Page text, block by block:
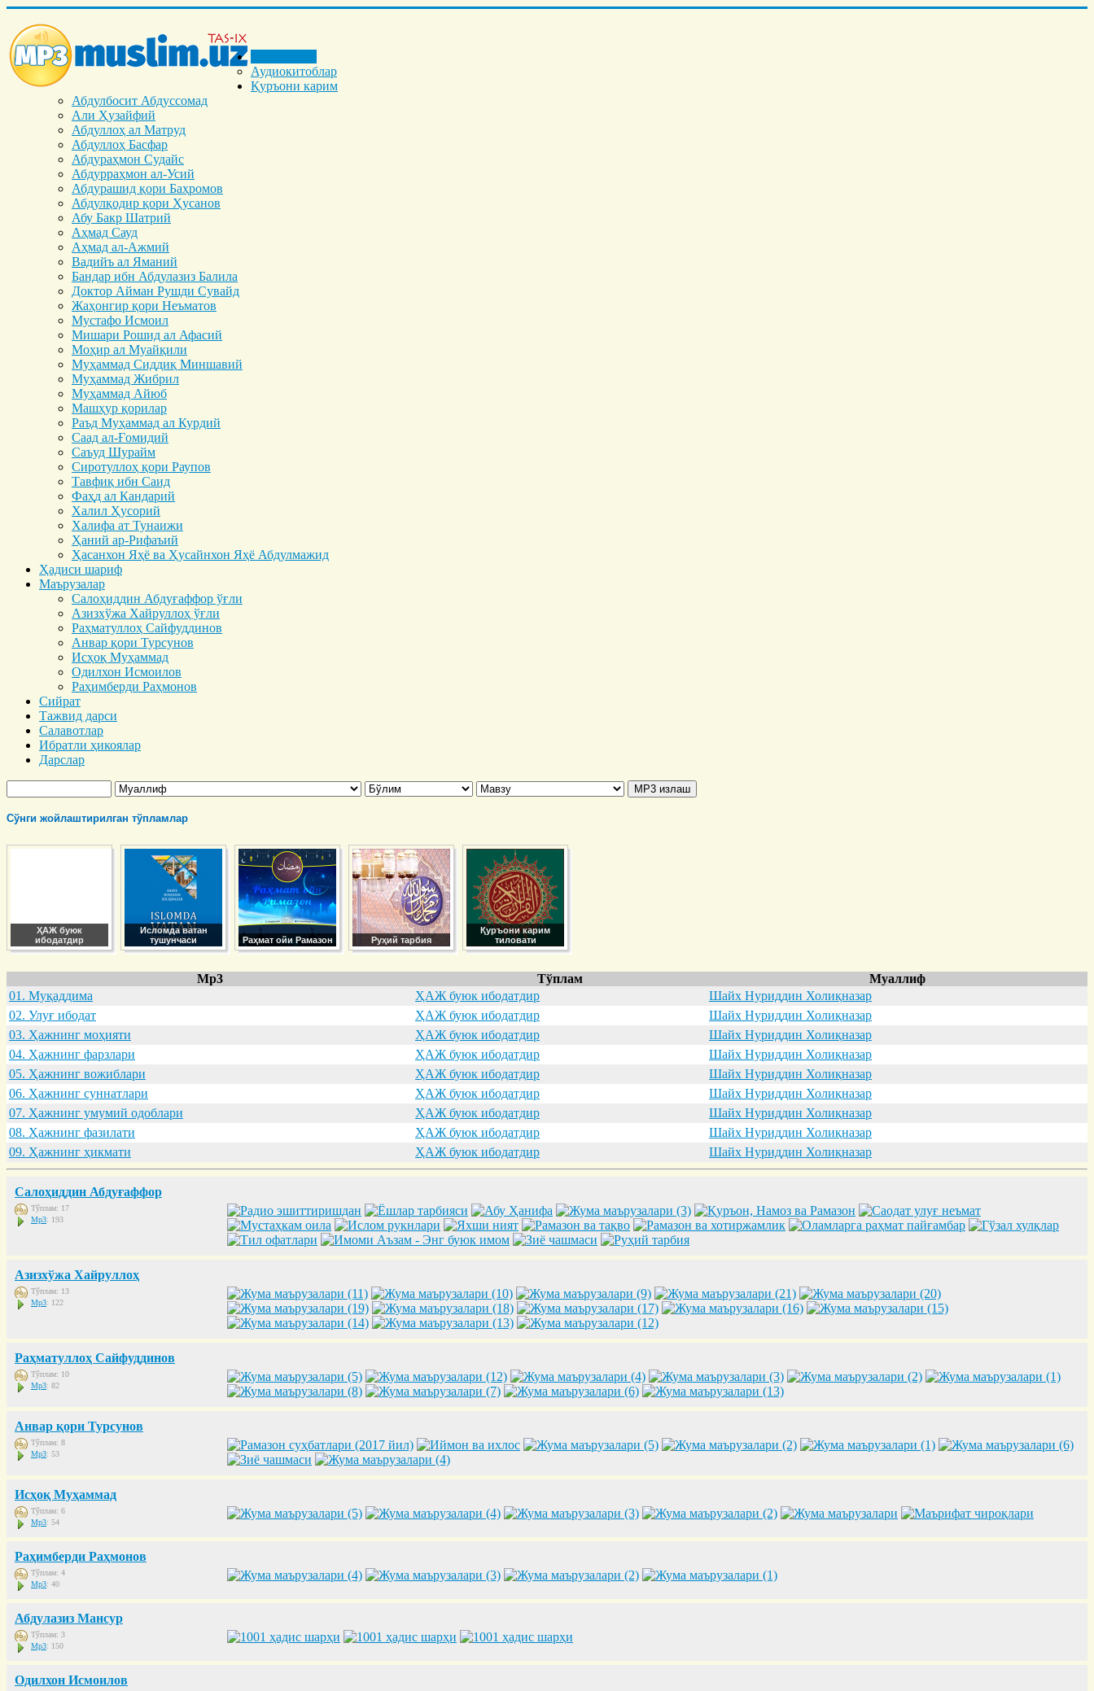
Аудиокитоблар
Қуръони карим
Абдулбосит Абдуссомад
Али Ҳузайфий
Абдуллоҳ ал Матруд
Абдуллоҳ Басфар
Абдураҳмон Судайс
Абдурраҳмон ал-Усий
Абдурашид қори Баҳромов
Абдулқодир қори Ҳусанов
Абу Бакр Шатрий
Аҳмад Сауд
Аҳмад ал-Ажмий
Вадийъ ал Яманий
Бандар ибн Абдулазиз Балила
Доктор Айман Рушди Сувайд
Жаҳонгир қори Неъматов
Мустафо Исмоил
Мишари Рошид ал Афасий
Моҳир ал Муайқили
Муҳаммад Cиддиқ Миншавий
Муҳаммад Жибрил
Муҳаммад Айюб
Машҳур қорилар
Раъд Муҳаммад ал Курдий
Саад ал-Ғомидий
Саъуд Шурайм
Сиротуллоҳ қори Раупов
Тавфиқ ибн Саид
Фаҳд ал Кандарий
Халил Ҳусорий
Халифа ат Тунаижи
Ҳаний ар-Рифаъий
Ҳасанхон Яҳё ва Ҳусайнхон Яҳё Абдулмажид
Ҳадиси шариф
Маърузалар
Салоҳиддин Абдуғаффор ўғли
Азизхўжа Хайруллоҳ ўғли
Раҳматуллоҳ Сайфуддинов
Анвар қори Турсунов
Исҳоқ Муҳаммад
Одилхон Исмоилов
Раҳимберди Раҳмонов
Сийрат
Тажвид дарси
Салавотлар
Ибратли ҳикоялар
Дарслар
Сўнги жойлаштирилган тўпламлар
ҲАЖ буюк
ибодатдир
Исломда ватан
тушунчаси
Раҳмат ойи Рамазон Руҳий тарбия
Қуръони карим
тиловати
Mp3 Тўплам
Муаллиф
01. Муқaддимa
ҲАЖ буюк ибодатдир
Шайх Нуриддин Холиқназар
02. Улуғ ибодaт
ҲАЖ буюк ибодатдир
Шайх Нуриддин Холиқназар
03. Ҳaжнинг моҳияти
ҲАЖ буюк ибодатдир
Шайх Нуриддин Холиқназар
04. Ҳaжнинг фaрзлaри
ҲАЖ буюк ибодатдир
Шайх Нуриддин Холиқназар
05. Ҳaжнинг вожиблaри
ҲАЖ буюк ибодатдир
Шайх Нуриддин Холиқназар
06. Ҳaжнинг суннaтлaри
ҲАЖ буюк ибодатдир
Шайх Нуриддин Холиқназар
07. Ҳaжнинг умумий одоблaри
ҲАЖ буюк ибодатдир
Шайх Нуриддин Холиқназар
08. Ҳaжнинг фaзилaти
ҲАЖ буюк ибодатдир
Шайх Нуриддин Холиқназар
09. Ҳaжнинг ҳикмaти
ҲАЖ буюк ибодатдир Шайх Нуриддин Холиқназар
Салоҳиддин Абдуғаффор
Тўплам: 17
Mp3: 193
Азизхўжа Хайруллоҳ
Тўплам: 13
Mp3: 122
Раҳматуллоҳ Сайфуддинов
Тўплам: 10
Mp3: 82
Анвар қори Турсунов
Тўплам: 8
Mp3: 53
Исҳоқ Муҳаммад
Тўплам: 6
Mp3: 54
Раҳимберди Раҳмонов
Тўплам: 4
Mp3: 40
Абдулазиз Мансур
Тўплам: 3
Mp3: 150
Одилхон Исмоилов